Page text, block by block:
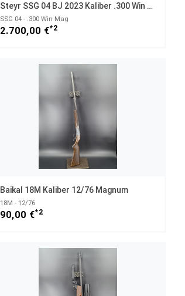
Steyr SSG 04 BJ 2023 Kaliber .300 Win Mag Mit Harris Leupold Element
SSG 04 - .300 Win Mag
2.700,00 €*2
Baikal 18M Kaliber 12/76 Magnum
18M - 12/76
90,00 €*2